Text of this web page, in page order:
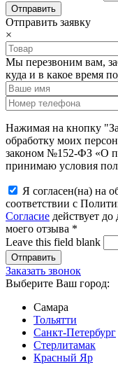
Отправить заявку
×
Мы перезвоним вам,
куда и в какое время
Нажимая на кнопку
обработку моих
законом №152-ФЗ «О
принимаю условия
Я согласен(на) на
соответствии с
Согласие действует
моего отзыва *
Leave this field blank
Заказать звонок
Выберите Ваш город:
Самара
Тольятти
Санкт-Петербург
Стерлитамак
Красный Яр